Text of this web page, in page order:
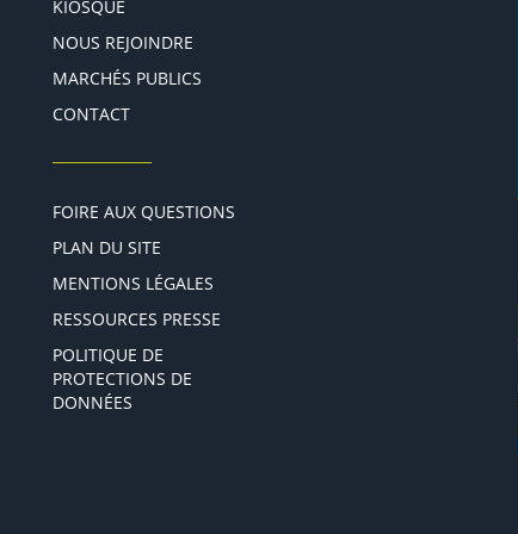
KIOSQUE
NOUS REJOINDRE
MARCHÉS PUBLICS
CONTACT
FOIRE AUX QUESTIONS
PLAN DU SITE
MENTIONS LÉGALES
RESSOURCES PRESSE
POLITIQUE DE
PROTECTIONS DE
DONNÉES